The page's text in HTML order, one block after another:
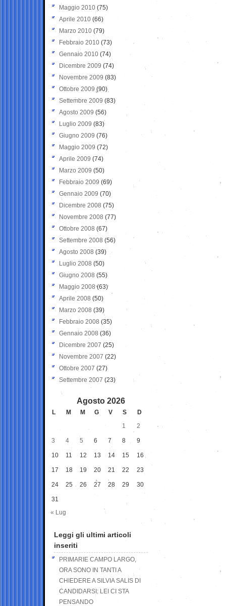
Maggio 2010 (75)
Aprile 2010 (66)
Marzo 2010 (79)
Febbraio 2010 (73)
Gennaio 2010 (74)
Dicembre 2009 (74)
Novembre 2009 (83)
Ottobre 2009 (90)
Settembre 2009 (83)
Agosto 2009 (56)
Luglio 2009 (83)
Giugno 2009 (76)
Maggio 2009 (72)
Aprile 2009 (74)
Marzo 2009 (50)
Febbraio 2009 (69)
Gennaio 2009 (70)
Dicembre 2008 (75)
Novembre 2008 (77)
Ottobre 2008 (67)
Settembre 2008 (56)
Agosto 2008 (39)
Luglio 2008 (50)
Giugno 2008 (55)
Maggio 2008(63)
Aprile 2008 (50)
Marzo 2008 (39)
Febbraio 2008 (35)
Gennaio 2008 (36)
Dicembre 2007 (25)
Novembre 2007 (22)
Ottobre 2007 (27)
Settembre 2007 (23)
Agosto 2026
L M M G V S
D
1
2
3 4 5 6 7 8 9
10 11 12 13 14 15 16
17 18 19 20 21 22 23
24 25 26 27 28 29 30
31
« Lug
Leggi gli ultimi articoli
inseriti
PRIMARIE CAMPO LARGO,
ORA SONO IN TANTI A
CHIEDERE A SILVIA SALIS DI
CANDIDARSI: LEI CI STA
PENSANDO